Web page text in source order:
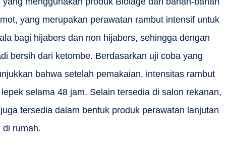
yang merupakan perawatan rambut intensif untuk
bagi hijabers dan non hijabers, sehingga dengan
bersih dari ketombe. Berdasarkan uji coba yang
bahwa setelah pemakaian, intensitas rambut
selama 48 jam. Selain tersedia di salon rekanan,
juga tersedia dalam bentuk produk perawatan lanjutan
di rumah.